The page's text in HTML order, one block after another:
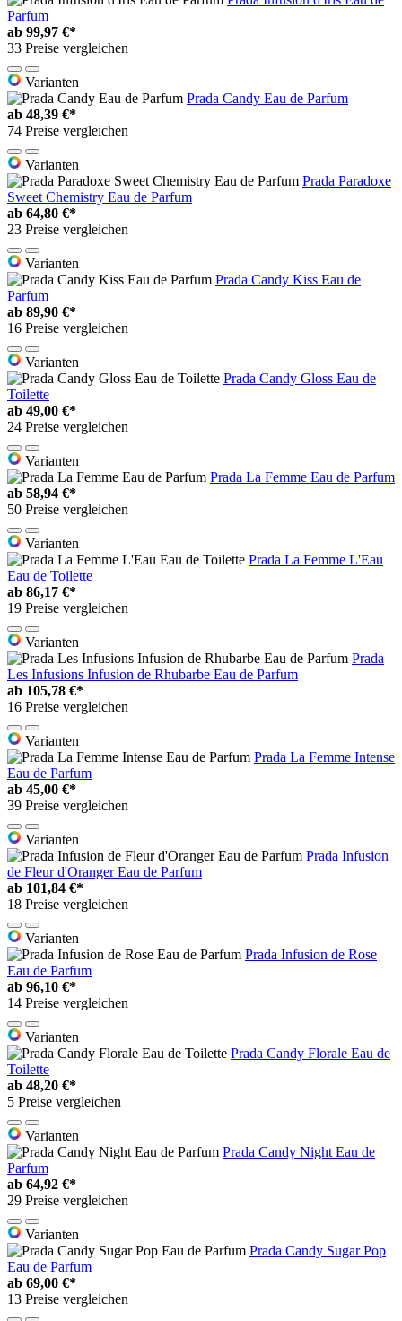
Parfum
ab 99,97 €*
33 Preise vergleichen
Varianten
Prada Candy Eau de Parfum
ab 48,39 €*
74 Preise vergleichen
Varianten
Prada Paradoxe
Sweet Chemistry Eau de Parfum
ab 64,80 €*
23 Preise vergleichen
Varianten
Prada Candy Kiss Eau de
Parfum
ab 89,90 €*
16 Preise vergleichen
Varianten
Prada Candy Gloss Eau de
Toilette
ab 49,00 €*
24 Preise vergleichen
Varianten
Prada La Femme Eau de Parfum
ab 58,94 €*
50 Preise vergleichen
Varianten
Prada La Femme L'Eau
Eau de Toilette
ab 86,17 €*
19 Preise vergleichen
Varianten
Prada
Les Infusions Infusion de Rhubarbe Eau de Parfum
ab 105,78 €*
16 Preise vergleichen
Varianten
Prada La Femme Intense
Eau de Parfum
ab 45,00 €*
39 Preise vergleichen
Varianten
Prada Infusion
de Fleur d'Oranger Eau de Parfum
ab 101,84 €*
18 Preise vergleichen
Varianten
Prada Infusion de Rose
Eau de Parfum
ab 96,10 €*
14 Preise vergleichen
Varianten
Prada Candy Florale Eau de
Toilette
ab 48,20 €*
5 Preise vergleichen
Varianten
Prada Candy Night Eau de
Parfum
ab 64,92 €*
29 Preise vergleichen
Varianten
Prada Candy Sugar Pop
Eau de Parfum
ab 69,00 €*
13 Preise vergleichen